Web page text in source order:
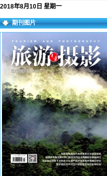
2018年8月10日 星期一
期刊图片